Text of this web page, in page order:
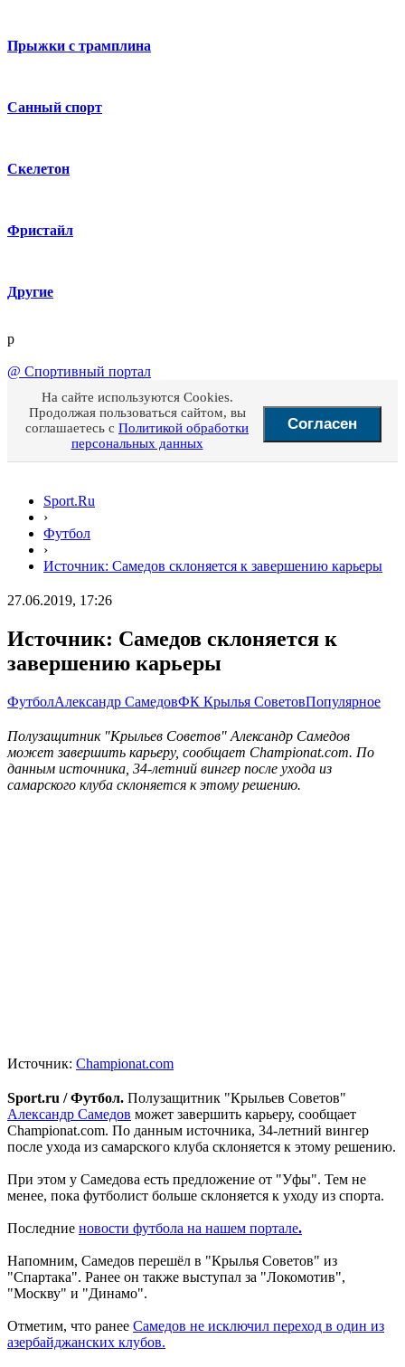
Прыжки с трамплина
Санный спорт
Скелетон
Фристайл
Другие
p
@ Спортивный портал
На сайте используются Cookies.
Продолжая пользоваться сайтом, вы
соглашаетесь с Политикой обработки
персональных данных
Согласен
Sport.Ru
›
Футбол
›
Источник: Самедов склоняется к завершению карьеры
27.06.2019, 17:26
Источник: Самедов склоняется к
завершению карьеры
ФутболАлександр СамедовФК Крылья СоветовПопулярное
Полузащитник "Крыльев Советов" Александр Самедов
может завершить карьеру, сообщает Championat.com. По
данным источника, 34-летний вингер после ухода из
самарского клуба склоняется к этому решению.
Источник: Championat.com
Sport.ru / Футбол. Полузащитник "Крыльев Советов"
Александр Самедов может завершить карьеру, сообщает
Championat.com. По данным источника, 34-летний вингер
после ухода из самарского клуба склоняется к этому решению.
При этом у Самедова есть предложение от "Уфы". Тем не
менее, пока футболист больше склоняется к уходу из спорта.
Последние новости футбола на нашем портале.
Напомним, Самедов перешёл в "Крылья Советов" из
"Спартака". Ранее он также выступал за "Локомотив",
"Москву" и "Динамо".
Отметим, что ранее Самедов не исключил переход в один из
азербайджанских клубов.